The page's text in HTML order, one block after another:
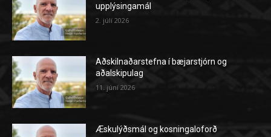
upplýsingamál
2. júlí 2026
Aðskilnaðarstefna í bæjarstjórn og
aðalskipulag
11. júní 2026
Æskulýðsmál og kosningaloforð